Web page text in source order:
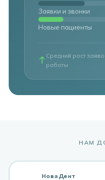
Заявки и звонки
Новые пациенты
Средний рост
работы
НАМ
НоваДент